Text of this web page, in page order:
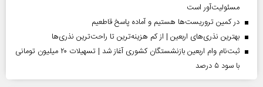
مسئولیت‌آور است
در کمین تروریست‌ها هستیم و آماده پاسخ قاطعیم
بهترین نذری‌های اربعین | از کم هزینه‌ترین تا راحت‌ترین نذری‌ها
ثبت‌نام وام اربعین بازنشستگان کشوری آغاز شد | تسهیلات ۲۰ میلیون تومانی
با سود ۵ درصد